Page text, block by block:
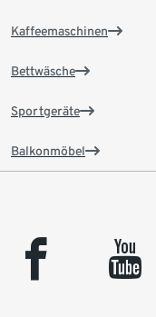
Kaffeemaschinen
Bettwäsche
Sportgeräte
Balkonmöbel
facebook youtube